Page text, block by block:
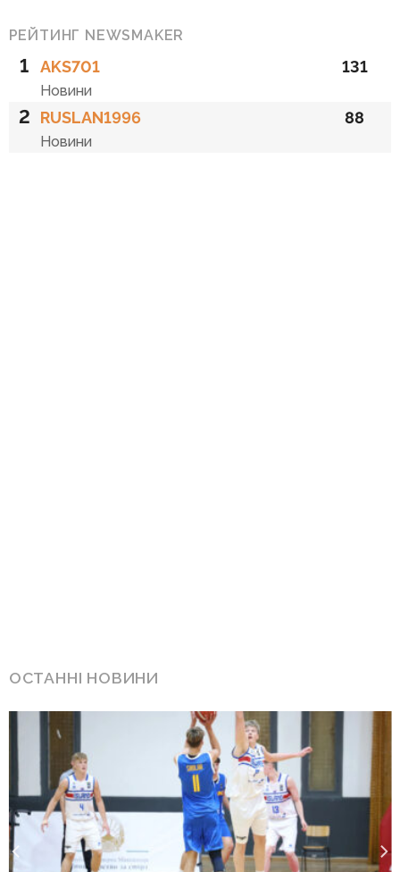
РЕЙТИНГ NEWSMAKER
1 AKS701
Новини
131
2 RUSLAN1996
Новини
88
ОСТАННІ НОВИНИ